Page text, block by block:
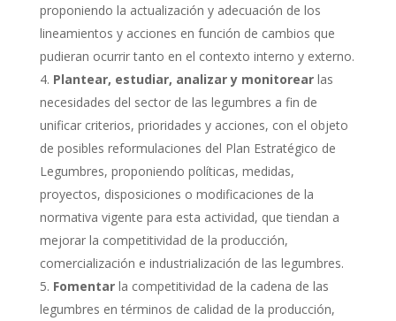
proponiendo la actualización y adecuación de los
lineamientos y acciones en función de cambios que
pudieran ocurrir tanto en el contexto interno y externo.
Plantear, estudiar, analizar y monitorearlas
necesidades del sector de las legumbres a fin de
unificar criterios, prioridades y acciones, con el objeto
de posibles reformulaciones del Plan Estratégico de
Legumbres, proponiendo políticas, medidas,
proyectos, disposiciones o modificaciones de la
normativa vigente para esta actividad, que tiendan a
mejorar la competitividad de la producción,
comercialización e industrialización de las legumbres.
Fomentarla competitividad de la cadena de las
legumbres en términos de calidad de la producción,